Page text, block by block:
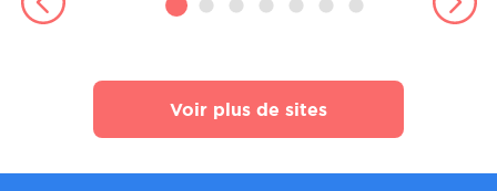
Voir plus de sites